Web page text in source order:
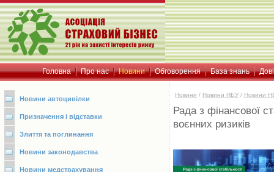
Головна Про нас Новини Обговорення База знань
Новини автоцивілки
Призначення і відставки
Злиття та поглинання
Новини законодавства
Новини медстрахування
Новини / Новини НБУ / Новини
Рада з фінансової
воєнних ризиків